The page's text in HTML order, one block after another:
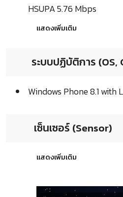
HSUPA 5.76 Mbps
แสดงเพิ่มเติม
ระบบปฏิบัติการ (OS,
Windows Phone 8.1 with
เซ็นเซอร์ (Sensor)
แสดงเพิ่มเติม